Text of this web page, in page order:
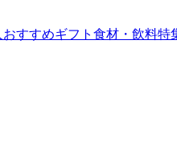
おすすめギフト 食材・飲料特